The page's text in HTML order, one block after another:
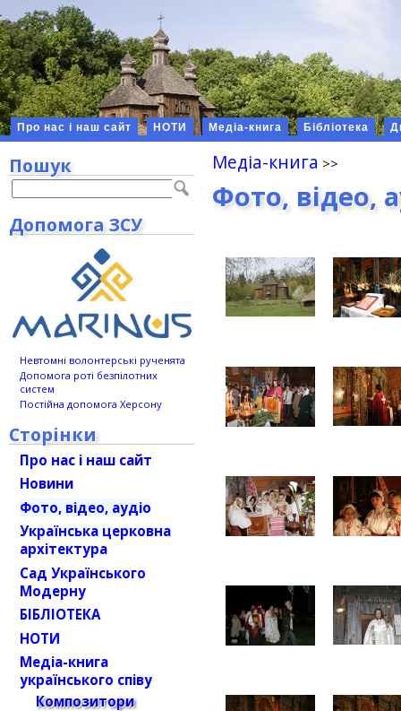
Про нас і наш сайт НОТИ Медіа-книга Бібліотека
Медіа-книга
Фото, відео,
Пошук
Допомога ЗСУ
Невтомні волонтерські рученята
Допомога роті безпілотних
систем
Постійна допомога Херсону
Сторінки
Про нас і наш сайт
Новини
Фото, відео, аудіо
Українська церковна
архітектура
Сад Українського
Модерну
БІБЛІОТЕКА
НОТИ
Медіа-книга
українського співу
Композитори